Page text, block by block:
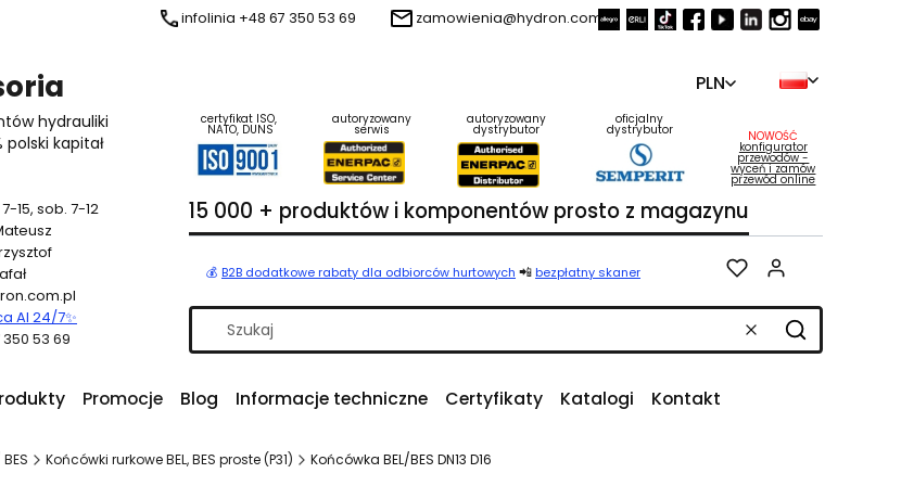
infolinia +48 67 350 53 69 zamowienia@hydron.com.pl
hydrauliki
kapitał
PLN
certyfikat ISO,
NATO, DUNS
autoryzowany
serwis
autoryzowany
dystrybutor
oficjalny
dystrybutor NOWOŚĆ
konfigurator
przewodów -
wyceń i zamów
przewód online
15, sob. 7-12
AI 24/7✨
53 69
15 000 + produktów i komponentów prosto z magazynu
💰 B2B dodatkowe rabaty dla odbiorców hurtowych 📲 bezpłatny skaner
WyczyśćSzukaj
Promocje Blog Informacje techniczne Certyfikaty Katalogi Kontakt
Końcówki rurkowe BEL, BES proste (P31) Końcówka BEL/BES DN13 D16